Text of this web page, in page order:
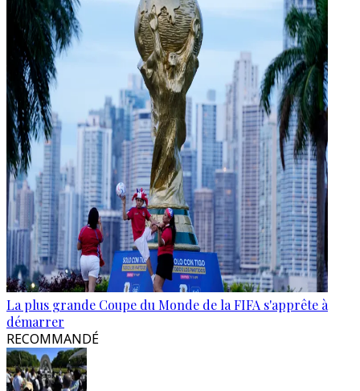
La plus grande Coupe du Monde de la FIFA s'apprête à
démarrer
RECOMMANDÉ